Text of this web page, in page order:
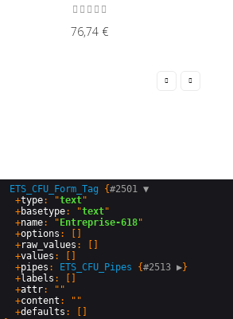
76,74 €
ETS_CFU_Form_Tag {#2501 ▼
  +
type: "text"
  +
basetype: "text"
  +
name: " Entreprise-618"
  +
options : []
  +
raw_values : []
  +
values : []
  +
pipes : ETS_CFU_Pipes {#2513 ▶}
  +
labels : []
  +
attr: ""
  +
content : ""
  +
defaults